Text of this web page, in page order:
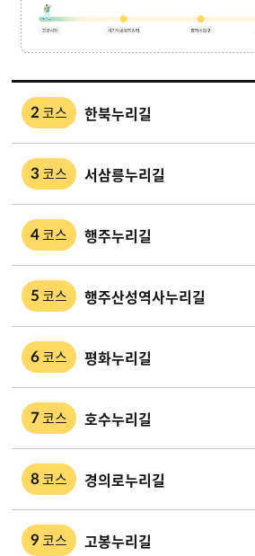
2 코스 한북누리길
3 코스 서삼릉누리길
4코스 행주누리길
5 코스 행주산성역사누리길
6코스 평화누리길
7코스 호수누리길
8코스 경의로누리길
9 코스 고봉누리길